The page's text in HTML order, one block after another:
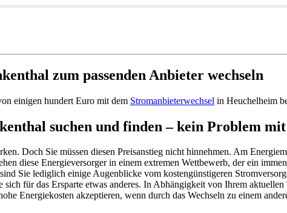
zum passenden Anbieter wechseln
einigen hundert Euro mit dem Stromanbieterwechsel in Heuchelheim
suchen und finden – kein Problem
Doch Sie müssen diesen Preisanstieg nicht hinnehmen. Am
diese Energieversorger in einem extremen Wettbewerb, der ein
Sie lediglich einige Augenblicke vom kostengünstigeren
für das Ersparte etwas anderes. In Abhängigkeit von Ihrem
Energiekosten akzeptieren, wenn durch das Wechseln zu einem